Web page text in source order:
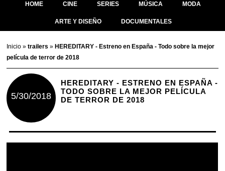
HOME CINE SERIES MÚSICA MODA
ARTE Y DISEÑO DOCUMENTALES
Inicio»trailers» HEREDITARY - Estreno en España - Todo sobre la mejor
película de terror de 2018
5/30/2018
HEREDITARY - ESTRENO EN ESPAÑA -
TODO SOBRE LA MEJOR PELÍCULA
DE TERROR DE 2018